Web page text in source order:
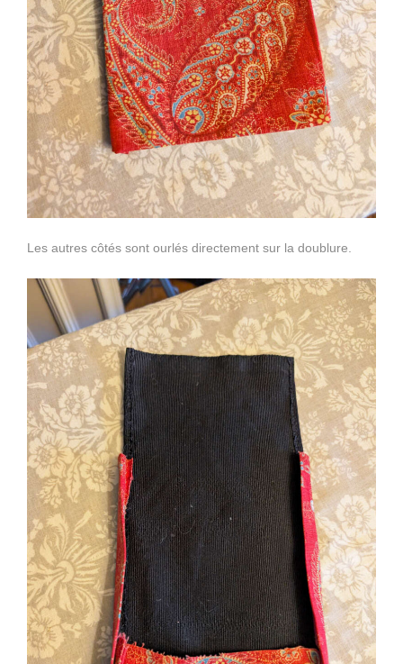
Les autres côtés sont ourlés directement sur la doublure.